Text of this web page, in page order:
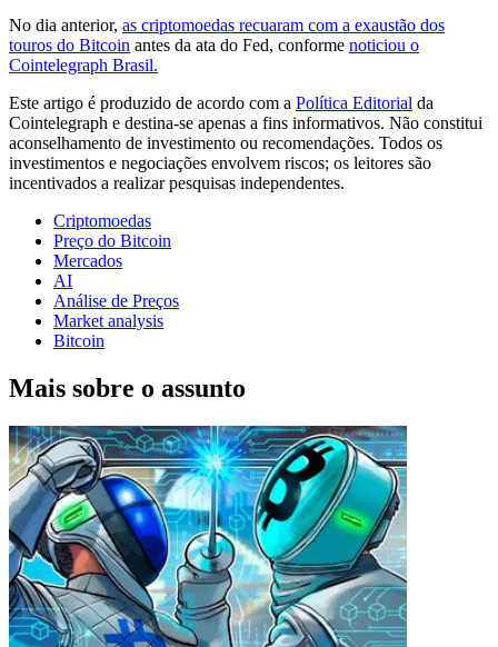
No dia anterior, as criptomoedas recuaram com a exaustão dos
touros do Bitcoin antes da ata do Fed, conforme noticiou o
Cointelegraph Brasil.
Este artigo é produzido de acordo com a Política Editorial da
Cointelegraph e destina-se apenas a fins informativos. Não constitui
aconselhamento de investimento ou recomendações. Todos os
investimentos e negociações envolvem riscos; os leitores são
incentivados a realizar pesquisas independentes.
Criptomoedas
Preço do Bitcoin
Mercados
AI
Análise de Preços
Market analysis
Bitcoin
Mais sobre o assunto